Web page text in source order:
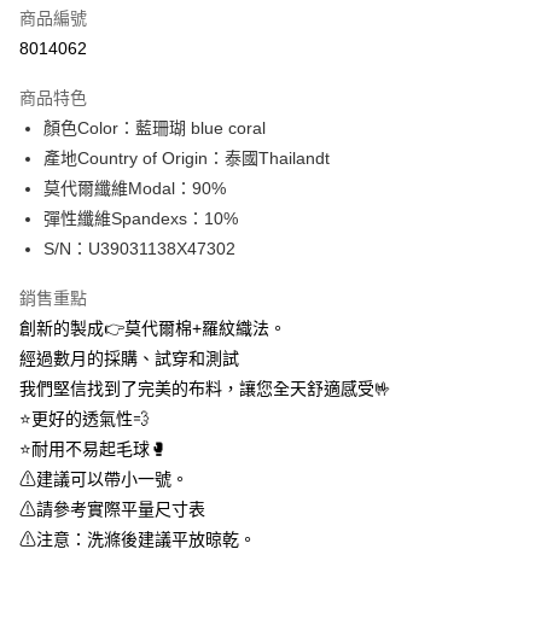
信用卡分期付款
合作金庫商業銀行
華南商業銀行
上海商業儲蓄銀行
台北富邦商業銀行
國泰世華商業銀行
臺灣中小企業銀行
元大商業銀行
台新國際商業銀行
台灣樂天信用卡公司
超商取貨付款
LINE Pay
Apple Pay
街口支付
悠遊付
全盈+PAY
AFTEE先享後付
相關說明
【關於「AFTEE先享後付」】
便利好安心！
１．簡單：不需註冊會員、不需綁卡、不需儲值。
２．便利：只要手機號碼，簡訊認證，即可結帳。
３．安心：先確認商品／服務後，再付款。
ATM付款
運送方式
商品編號
8014062
商品特色
顏色Color：藍珊瑚 blue coral
產地Country of Origin：泰國Thailandt
莫代爾纖維Modal：90%
彈性纖維Spandexs：10%
S/N：U39031138X47302
銷售重點
創新的製成👉莫代爾棉+羅紋織法。
經過數月的採購、試穿和測試
我們堅信找到了完美的布料，讓您全天舒適感受🤟
⭐更好的透氣性💨
⭐耐用不易起毛球🥊
⚠建議可以帶小一號。
⚠請參考實際平量尺寸表
⚠注意：洗滌後建議平放晾乾。